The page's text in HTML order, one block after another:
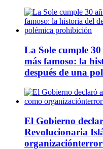
La Sole cumple
más famoso: la
después de una
El Gobierno
Revolucionaria